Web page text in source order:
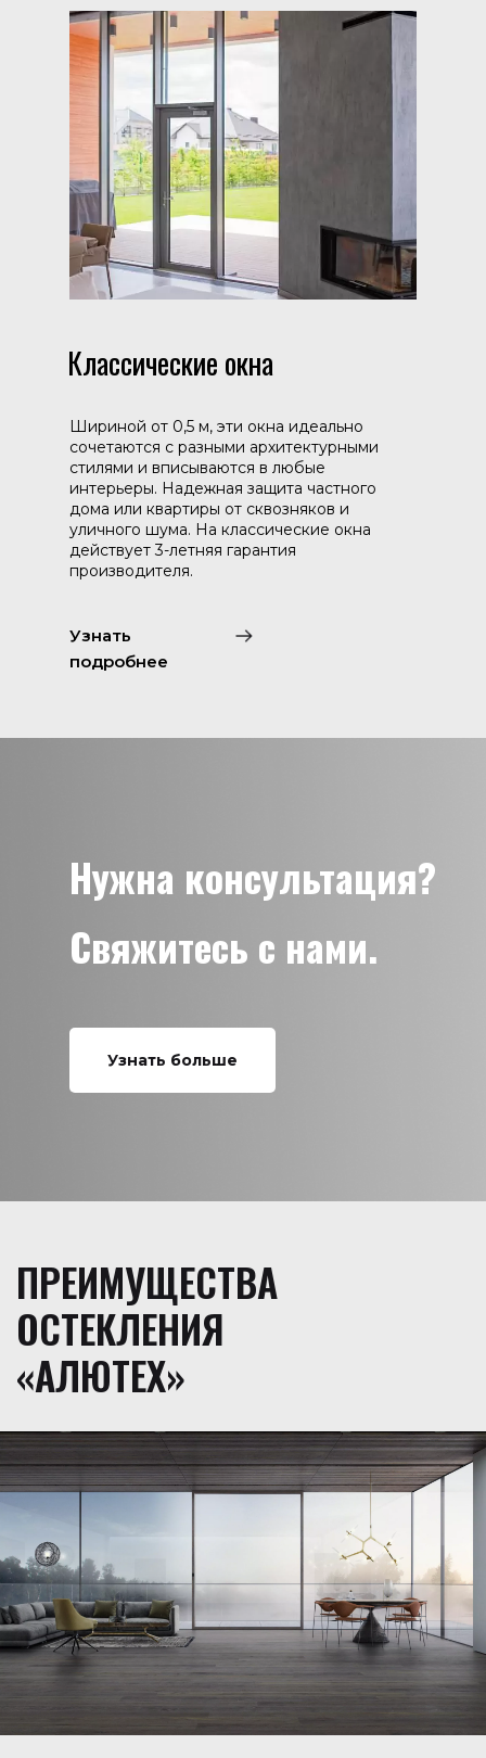
Узнать
подробнее
Шириной от 0,5 м, эти окна идеально
сочетаются с разными архитектурными
стилями и вписываются в любые
интерьеры. Надежная защита частного
дома или квартиры от сквозняков и
уличного шума. На классические окна
действует 3-летняя гарантия
производителя.
Классические окна
Нужна консультация?
Свяжитесь с нами.
Узнать больше
ПРЕИМУЩЕСТВА
ОСТЕКЛЕНИЯ
«АЛЮТЕХ»